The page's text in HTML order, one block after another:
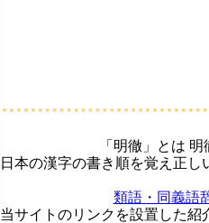
「明徹」とは
日本の漢字の書き順を覚え正
類語・同義語
当サイトのリンクを設置した